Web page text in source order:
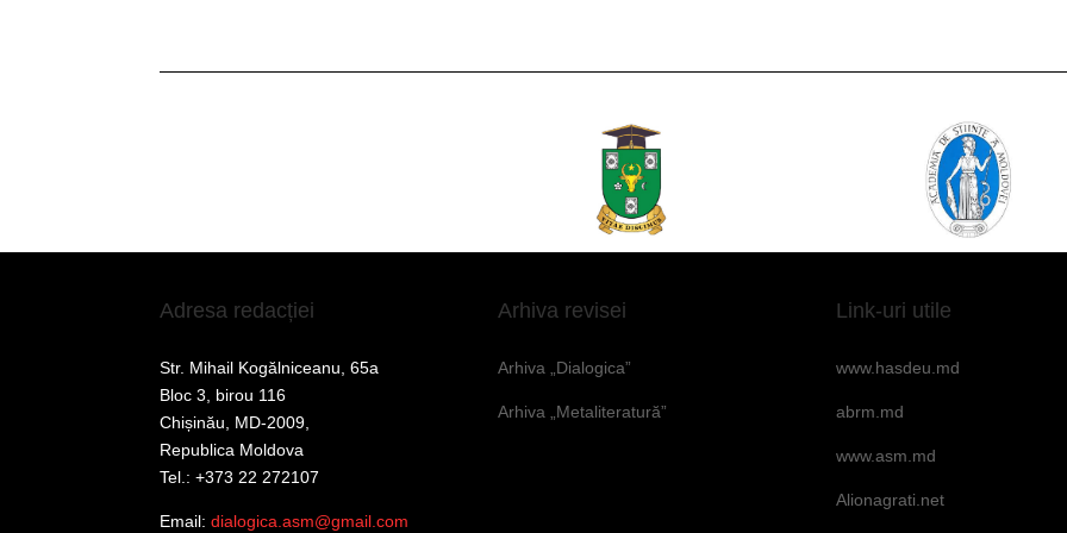
Adresa redacției Arhiva revisei Link-uri utile
Str. Mihail Kogălniceanu, 65a
Bloc 3, birou 116
Chișinău, MD-2009,
Republica Moldova
Tel.: +373 22 272107
Email:dialogica.asm@gmail.com
Arhiva „Dialogica”
Arhiva „Metaliteratură”
www.hasdeu.md
abrm.md
www.asm.md
Alionagrati.net